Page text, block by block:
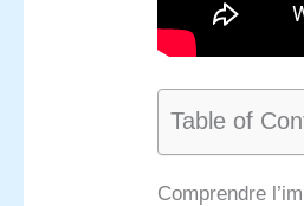
Table of
Comprendre